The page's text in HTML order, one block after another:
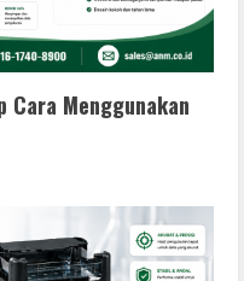
Cara Menggunakan